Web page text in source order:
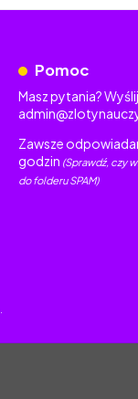
Pomoc
Masz pytania?
Zawsze
godzin (Sprawdź, czy
do folderu SPAM)